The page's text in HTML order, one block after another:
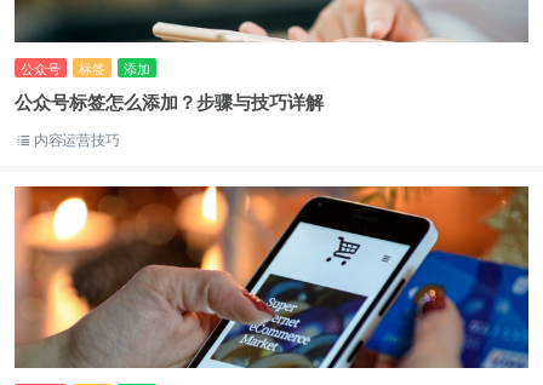
公众号 标签 添加
公众号标签怎么添加？步骤与技巧详解
内容运营技巧